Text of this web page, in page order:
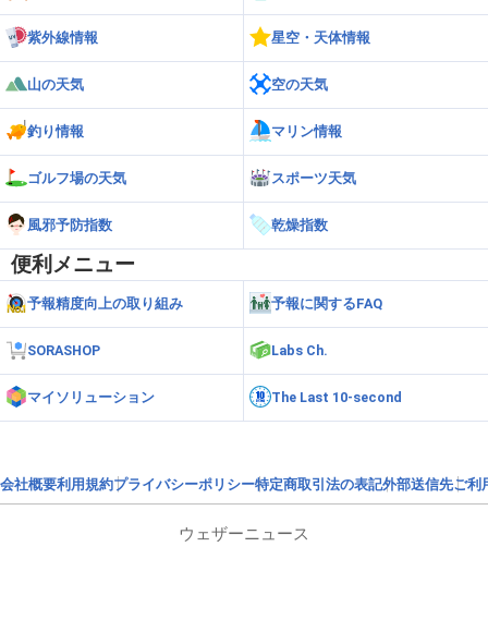
紫外線情報 星空・天体情報
山の天気 空の天気
釣り情報 マリン情報
ゴルフ場の天気 スポーツ天気
風邪予防指数 乾燥指数
便利メニュー
予報精度向上の取り組み 予報に関するFAQ
SORASHOP Labs Ch.
マイソリューション The Last 10-second
会社概要利用規約プライバシーポリシー特定商取引法の表記外部送信先ご利
ウェザーニュース